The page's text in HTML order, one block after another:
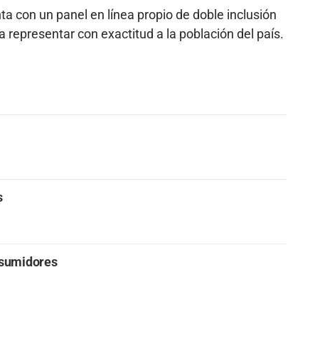
con un panel en línea propio de doble inclusión
representar con exactitud a la población del país.